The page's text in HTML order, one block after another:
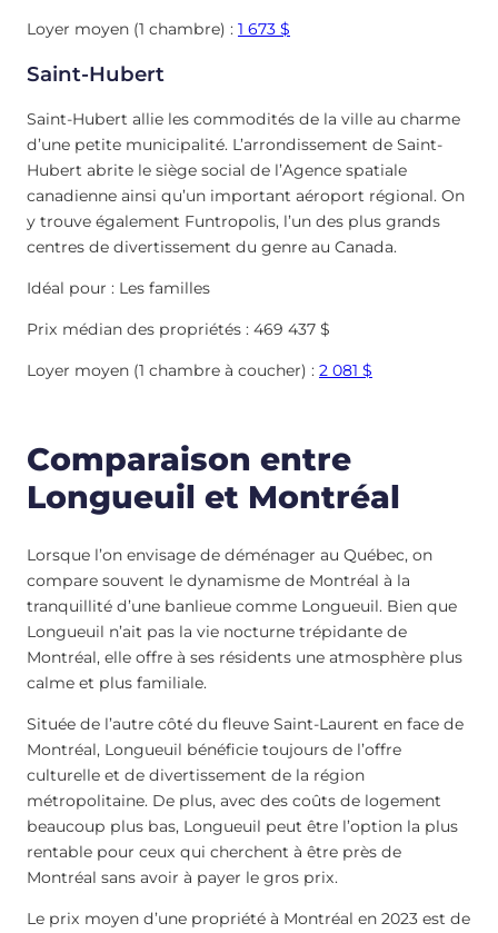
Loyer moyen (1 chambre) : 1 673 $
Saint-Hubert
Saint-Hubert allie les commodités de la ville au charme
d’une petite municipalité. L’arrondissement de Saint-
Hubert abrite le siège social de l’Agence spatiale
canadienne ainsi qu’un important aéroport régional. On
y trouve également Funtropolis, l’un des plus grands
centres de divertissement du genre au Canada.
Idéal pour : Les familles
Prix médian des propriétés : 469 437 $
Loyer moyen (1 chambre à coucher) : 2 081 $
Comparaison entre
Longueuil et Montréal
Lorsque l’on envisage de déménager au Québec, on
compare souvent le dynamisme de Montréal à la
tranquillité d’une banlieue comme Longueuil. Bien que
Longueuil n’ait pas la vie nocturne trépidante de
Montréal, elle offre à ses résidents une atmosphère plus
calme et plus familiale.
Située de l’autre côté du fleuve Saint-Laurent en face de
Montréal, Longueuil bénéficie toujours de l’offre
culturelle et de divertissement de la région
métropolitaine. De plus, avec des coûts de logement
beaucoup plus bas, Longueuil peut être l’option la plus
rentable pour ceux qui cherchent à être près de
Montréal sans avoir à payer le gros prix.
Le prix moyen d’une propriété à Montréal en 2023 est de